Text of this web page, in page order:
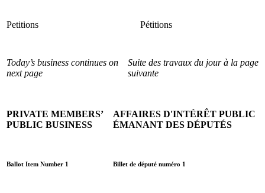
Petitions Pétitions
Today’s business continues on
next page
Suite des travaux du jour à la page
suivante
PRIVATE MEMBERS’
PUBLIC BUSINESS
AFFAIRES D'INTÉRÊT PUBLIC
ÉMANANT DES DÉPUTÉS
Ballot Item Number 1 Billet de député numéro 1